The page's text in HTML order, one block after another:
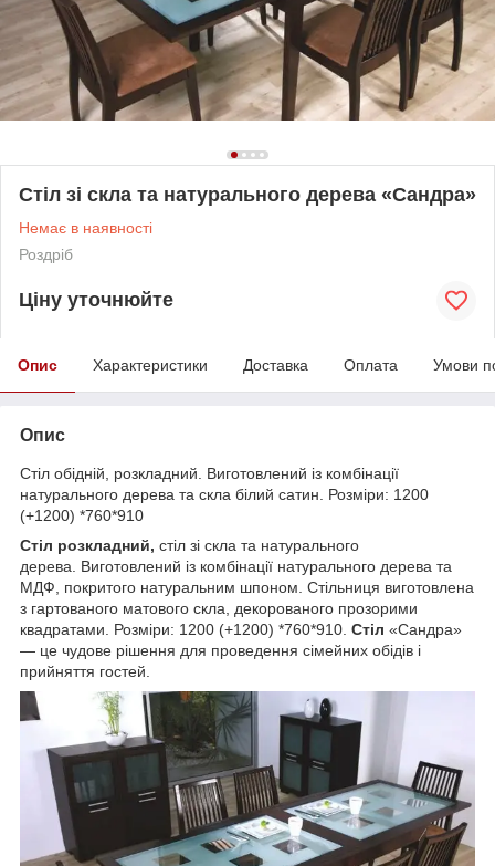
Стіл зі скла та натурального дерева «Сандра»
Немає в наявності
Роздріб
Ціну уточнюйте
Опис Характеристики Доставка Оплата Умови
Опис
Стіл обідній, розкладний. Виготовлений із комбінації
натурального дерева та скла білий сатин. Розміри: 1200
(+1200) *760*910
Стіл розкладний, стіл зі скла та натурального
дерева. Виготовлений із комбінації натурального дерева та
МДФ, покритого натуральним шпоном. Стільниця виготовлена
з гартованого матового скла, декорованого прозорими
квадратами. Розміри: 1200 (+1200) *760*910. Стіл «Сандра»
— це чудове рішення для проведення сімейних обідів і
прийняття гостей.